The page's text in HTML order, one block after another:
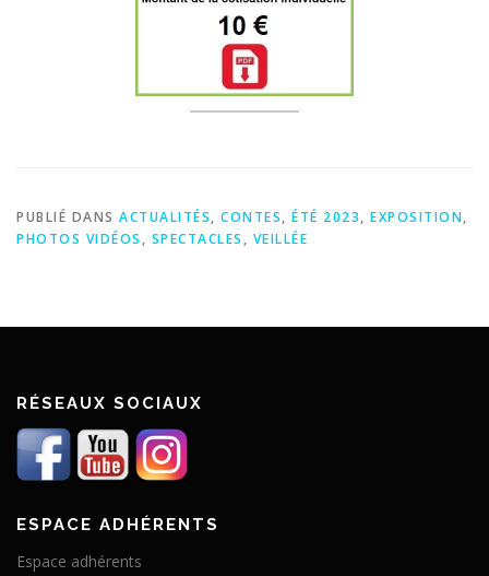
PUBLIÉ DANS ACTUALITÉS, CONTES, ÉTÉ 2023, EXPOSITION,
PHOTOS VIDÉOS , SPECTACLES , VEILLÉE
RÉSEAUX SOCIAUX
ESPACE ADHÉRENTS
Espace adhérents